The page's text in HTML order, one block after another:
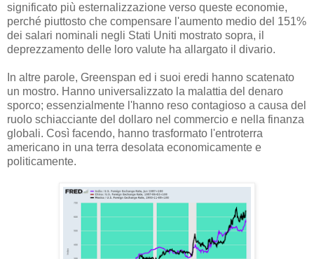
significato più esternalizzazione verso queste economie,
perché piuttosto che compensare l'aumento medio del 151%
dei salari nominali negli Stati Uniti mostrato sopra, il
deprezzamento delle loro valute ha allargato il divario.
In altre parole, Greenspan ed i suoi eredi hanno scatenato
un mostro. Hanno universalizzato la malattia del denaro
sporco; essenzialmente l'hanno reso contagioso a causa del
ruolo schiacciante del dollaro nel commercio e nella finanza
globali. Così facendo, hanno trasformato l'entroterra
americano in una terra desolata economicamente e
politicamente.